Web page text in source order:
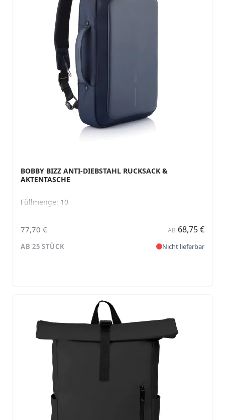
BOBBY BIZZ ANTI-DIEBSTAHL RUCKSACK &
AKTENTASCHE
Füllmenge: 10
77,70 € AB 68,75 €
AB 25 STÜCK Nicht lieferbar